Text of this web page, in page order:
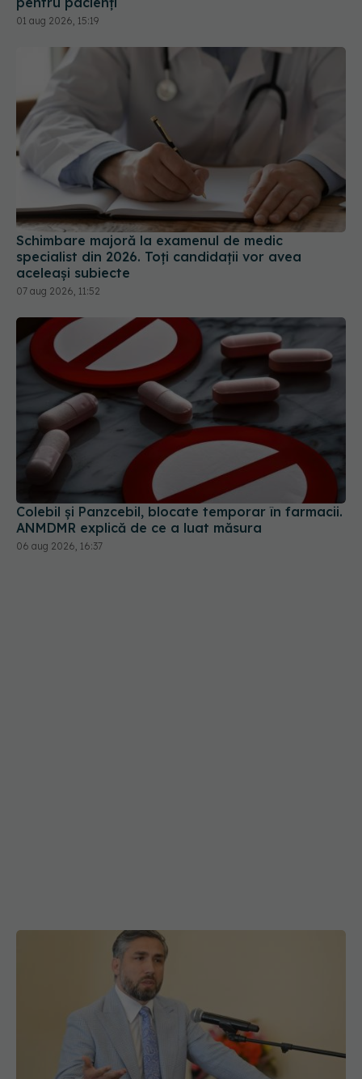
01 aug 2026, 15:19
Schimbare majoră la examenul de medic
specialist din 2026. Toți candidații vor avea
aceleași subiecte
07 aug 2026, 11:52
Colebil și Panzcebil, blocate temporar în farmacii.
ANMDMR explică de ce a luat măsura
06 aug 2026, 16:37